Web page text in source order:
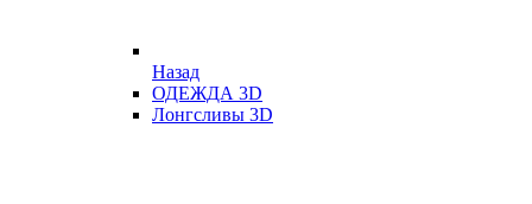
Назад
ОДЕЖДА 3D
Лонгсливы 3D